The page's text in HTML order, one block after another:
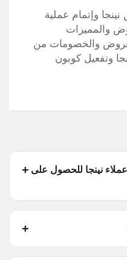
وإتمام عملية
والمميزات
والخصومات من
وتفعيل كوبون
نينجا للحصول على